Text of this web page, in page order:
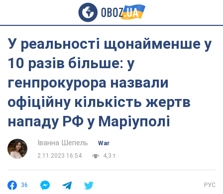
У реальності щонайменше у
10 разів більше: у
генпрокурора назвали
офіційну кількість жертв
нападу РФ у Маріуполі
Іванна Шепель
War
2.11.2023 16:54
4,3 т.
36 РУС